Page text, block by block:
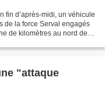
fin d’après-midi, un véhicule
de la force Serval engagés
de kilomètres au nord de
"attaque